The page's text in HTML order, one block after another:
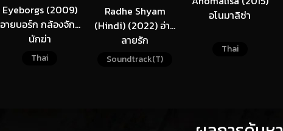
Eyeborgs (2009)
อายบอร์ก กล้องจักร
นักฆ่า
Thai
Radhe Shyam
(Hindi) (2022) อ่าน
ลายรัก
Soundtrack(T)
อโนมาลิซ่า
Thai